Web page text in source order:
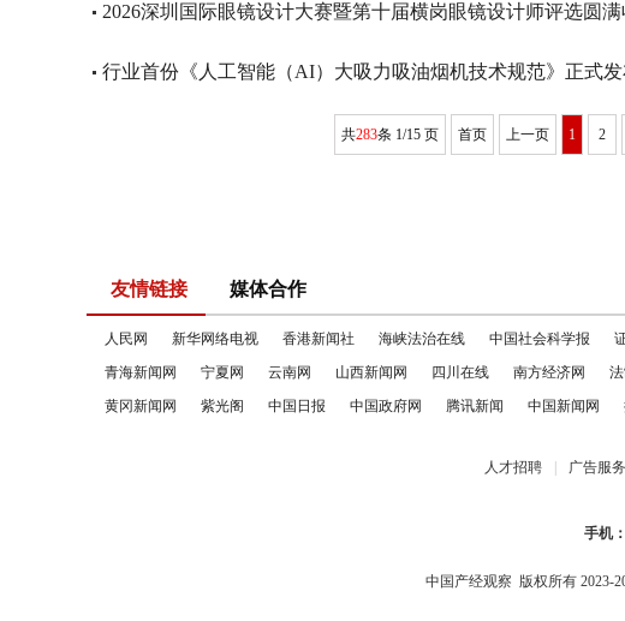
2026深圳国际眼镜设计大赛暨第十届横岗眼镜设计师评选圆满
共283条 1/15 页 首页 上一页 1 2
友情链接 媒体合作
人民网 新华网络电视 香港新闻社 海峡法治在线 中国社会科学报
青海新闻网
宁夏网 云南网 山西新闻网 四川在线 南方经济网
黄冈新闻网
紫光阁 中国日报 中国政府网 腾讯新闻 中国新闻网
人才招聘 广告服务
手机：
中国产经观察 版权所有 2023-